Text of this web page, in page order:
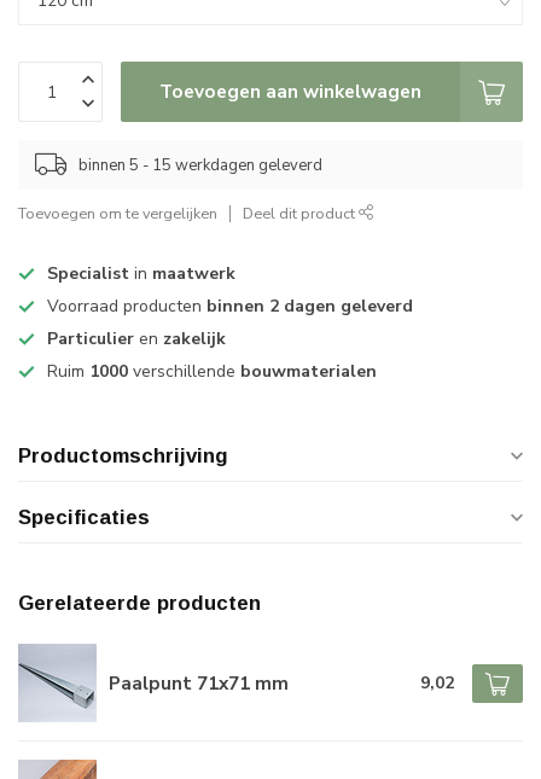
Toevoegen aan winkelwagen
binnen 5 - 15 werkdagen geleverd
Toevoegen om te vergelijken Deel dit product
Specialist in maatwerk
Voorraad producten binnen 2 dagen geleverd
Particulier en zakelijk
Ruim 1000 verschillende bouwmaterialen
Productomschrijving
Specificaties
Gerelateerde producten
Paalpunt 71x71 mm 9,02